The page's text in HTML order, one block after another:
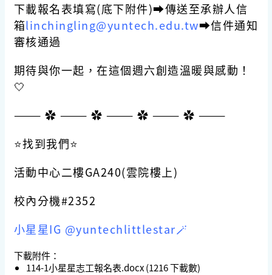
下載報名表填寫(底下附件)➡️傳送至承辦人信
箱linchingling@yuntech.edu.tw➡️信件通知
審核通過
期待與你一起，在這個週六創造溫暖與感動！
🤍
——— ✿ ——— ✿ ——— ✿ ——— ✿ ———
⭐找到我們⭐
活動中心二樓GA240(雲院樓上)
校內分機#2352
小星星IG @yuntechlittlestar🪄
下載附件：
114-1小星星志工報名表.docx (1216 下載數)